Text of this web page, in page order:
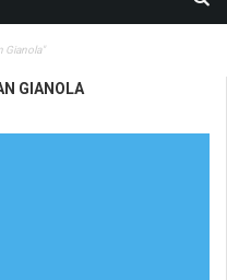
Gianola"
GIANOLA